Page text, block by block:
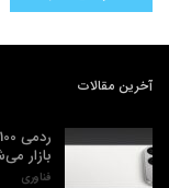
آخرین مقالات
بازار
فناوری